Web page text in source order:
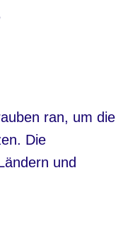
ran, um die
Die
und